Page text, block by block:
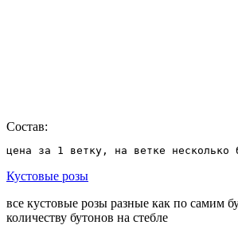
Состав:
цена за 1 ветку, на ветке несколько
Кустовые розы
все кустовые розы разные как по самим
количеству бутонов на стебле